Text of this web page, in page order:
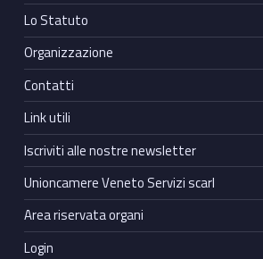
Lo Statuto
Organizzazione
Contatti
Link utili
Iscriviti alle nostre newsletter
Unioncamere Veneto Servizi scarl
Area riservata organi
Login